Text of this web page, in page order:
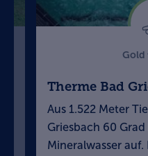
Gold
Therme Bad
Aus 1.522 Meter
Griesbach 60
Mineralwasser